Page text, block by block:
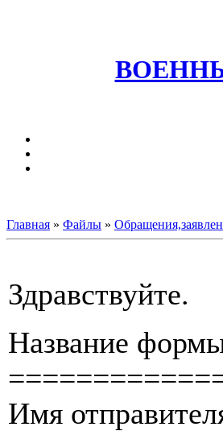
Главная » Файлы »
Здравствуйте.
Название
Имя